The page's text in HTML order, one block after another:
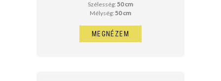
Szélesség: 50 cm
Mélység: 50 cm
MEGNÉZEM